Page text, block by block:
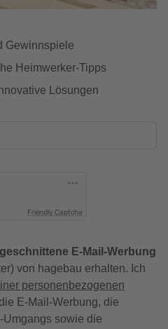
Gewinnspiele
Heimwerker-Tipps
Lösungen
Friendly Captcha
E-Mail-Werbung
von hagebau erhalten. Ich
personenbezogenen
E-Mail-Werbung, die
sowie die